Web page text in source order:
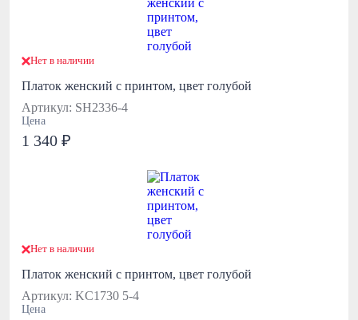
Нет в наличии
Платок женский с принтом, цвет голубой
Артикул: SH2336-4
Цена
1 340 ₽
Нет в наличии
Платок женский с принтом, цвет голубой
Артикул: KC1730 5-4
Цена